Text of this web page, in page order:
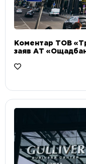
Коментар ТОВ
заяв АТ